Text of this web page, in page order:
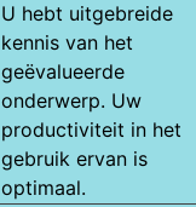
U hebt uitgebreide
kennis van het
geëvalueerde
onderwerp. Uw
productiviteit in het
gebruik ervan is
optimaal.